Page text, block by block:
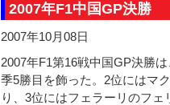
2007年F1中国GP決勝
2007年10月08日
2007年F1第16戦中国GP決勝
季5勝目を飾った。2位にはマ
り、3位にはフェラーリのフ